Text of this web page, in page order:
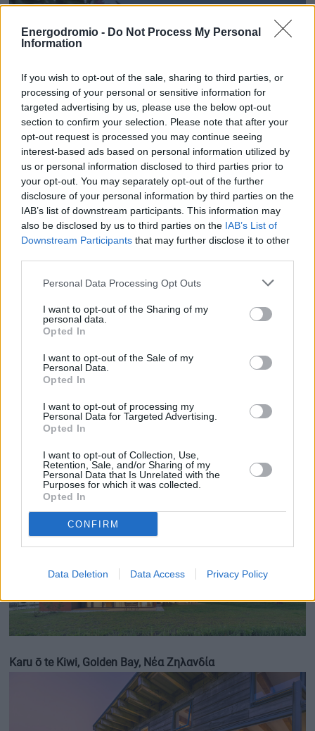
Energodromio - Do Not Process My Personal
Information
If you wish to opt-out of the sale, sharing to third parties, or
processing of your personal or sensitive information for
targeted advertising by us, please use the below opt-out
section to confirm your selection. Please note that after your
opt-out request is processed you may continue seeing
interest-based ads based on personal information utilized by
us or personal information disclosed to third parties prior to
your opt-out. You may separately opt-out of the further
disclosure of your personal information by third parties on the
IAB’s list of downstream participants. This information may
also be disclosed by us to third parties on the IAB’s List of
Downstream Participants that may further disclose it to other
Personal Data Processing Opt Outs
I want to opt-out of the Sharing of my
personal data.
Opted In
I want to opt-out of the Sale of my
Personal Data.
Opted In
I want to opt-out of processing my
Personal Data for Targeted Advertising.
Opted In
I want to opt-out of Collection, Use,
Retention, Sale, and/or Sharing of my
Personal Data that Is Unrelated with the
Purposes for which it was collected.
Opted In
CONFIRM
Data Deletion Data Access Privacy Policy
The Dripping Spring Social, Austin, ΗΠΑ
HäuserDuo, Mecklenburg, Γερμανία
Karu ō te Kiwi, Golden Bay, Νέα Ζηλανδία